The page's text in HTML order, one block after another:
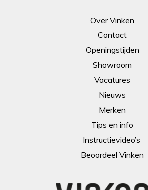
Over Vinken
Contact
Openingstijden
Showroom
Vacatures
Nieuws
Merken
Tips en info
Instructievideo’s
Beoordeel Vinken